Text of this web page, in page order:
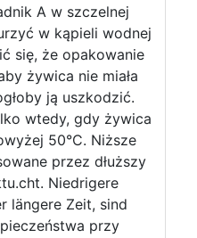
A w szczelnej
w kąpieli wodnej
się, że opakowanie
żywica nie miała
ją uszkodzić.
wtedy, gdy żywica
50°C. Niższe
przez dłuższy
Niedrigere
längere Zeit, sind
przy